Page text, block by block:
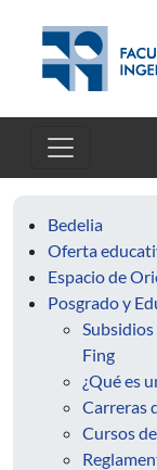
Bedelia
Oferta
Espacio de
Posgrado y
Fing
¿Qué es
Carreras
Cursos